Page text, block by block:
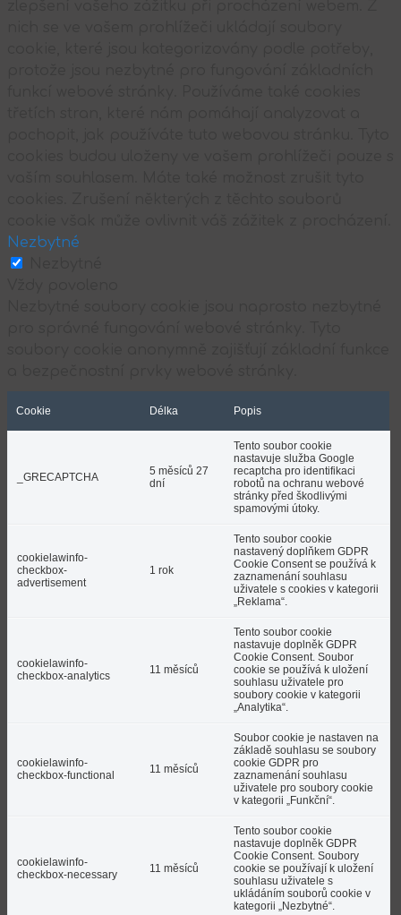
Nezbytné
Cookie Délka Popis
_GRECAPTCHA
5 měsíců 27
dní
Tento soubor cookie
nastavuje služba Google
recaptcha pro identifikaci
robotů na ochranu webové
stránky před škodlivými
spamovými útoky.
cookielawinfo-
checkbox-
advertisement
1 rok
Tento soubor cookie
nastavený doplňkem GDPR
Cookie Consent se používá k
zaznamenání souhlasu
uživatele s cookies v kategorii
„Reklama“.
cookielawinfo-
checkbox-analytics
11 měsíců
Tento soubor cookie
nastavuje doplněk GDPR
Cookie Consent. Soubor
cookie se používá k uložení
souhlasu uživatele pro
soubory cookie v kategorii
„Analytika“.
cookielawinfo-
checkbox-functional
11 měsíců
Soubor cookie je nastaven na
základě souhlasu se soubory
cookie GDPR pro
zaznamenání souhlasu
uživatele pro soubory cookie
v kategorii „Funkční“.
cookielawinfo-
checkbox-necessary
11 měsíců
Tento soubor cookie
nastavuje doplněk GDPR
Cookie Consent. Soubory
cookie se používají k uložení
souhlasu uživatele s
ukládáním souborů cookie v
kategorii „Nezbytné“.